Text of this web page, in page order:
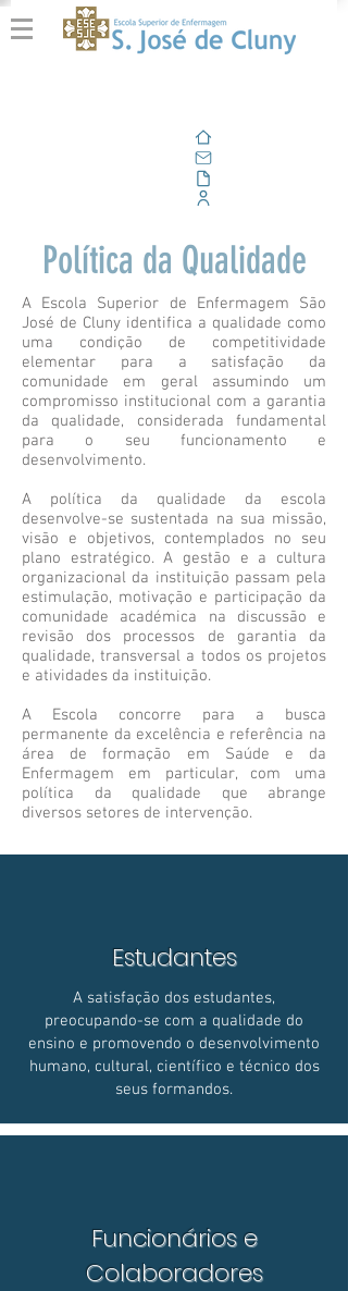
Política da Qualidade
A Escola Superior de Enfermagem São
José de Cluny identifica a qualidade como
uma condição de competitividade
elementar para a satisfação da
comunidade em geral assumindo um
compromisso institucional com a garantia
da qualidade, considerada fundamental
para o seu funcionamento e
desenvolvimento.
A política da qualidade da escola
desenvolve-se sustentada na sua missão,
visão e objetivos, contemplados no seu
plano estratégico. A gestão e a cultura
organizacional da instituição passam pela
estimulação, motivação e participação da
comunidade académica na discussão e
revisão dos processos de garantia da
qualidade, transversal a todos os projetos
e atividades da instituição.
A Escola concorre para a busca
permanente da excelência e referência na
área de formação em Saúde e da
Enfermagem em particular, com uma
política da qualidade que abrange
diversos setores de intervenção.
Estudantes
A satisfação dos estudantes,
preocupando-se com a qualidade do
ensino e promovendo o desenvolvimento
humano, cultural, científico e técnico dos
seus formandos.
Funcionários e
Colaboradores